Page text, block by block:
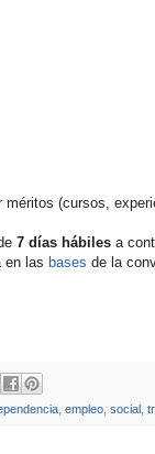
(cursos,
7 días hábiles a
en las bases de la
empleo social